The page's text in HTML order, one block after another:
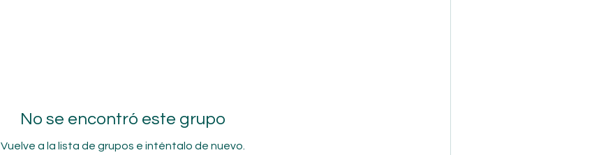
No se encontró este grupo
Vuelve a la lista de grupos e inténtalo de nuevo.